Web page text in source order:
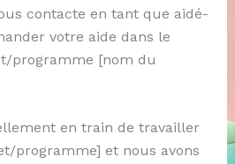
contacte en tant que aidé-
votre aide dans le
programme [nom du
en train de travailler
programme] et nous avons